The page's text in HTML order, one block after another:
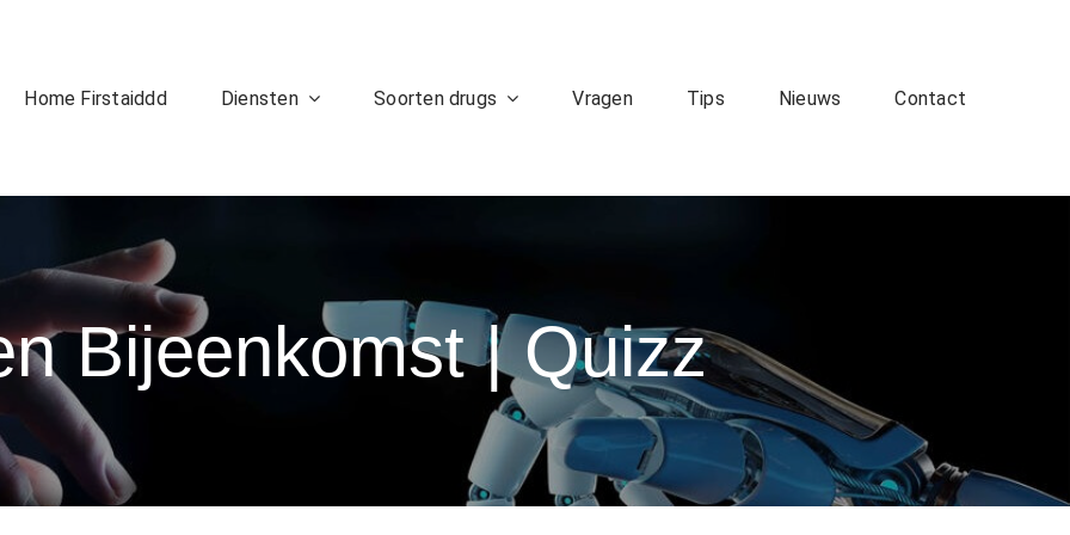
Home Firstaiddd Diensten Soorten drugs Vragen Tips Nieuws Contact
Bijeenkomst | Quizz